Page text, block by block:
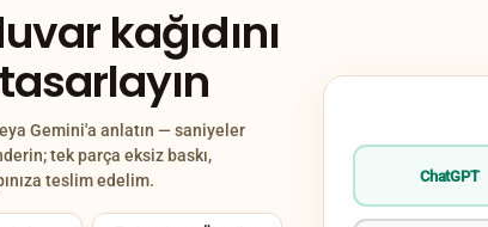
kağıdını
Gemini'a anlatın — saniyeler
tek parça eksiz baskı,
teslim edelim.
ChatGPT